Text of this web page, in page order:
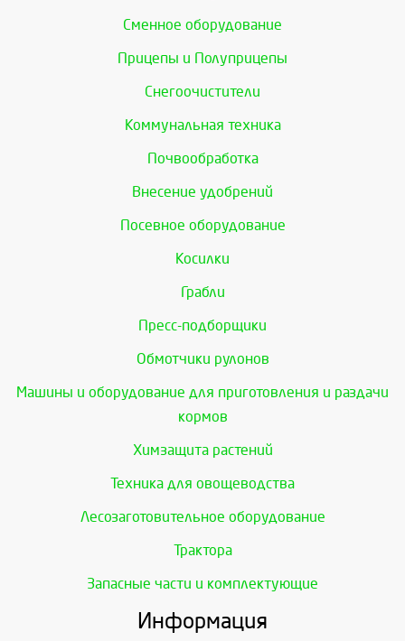
Сменное оборудование
Прицепы и Полуприцепы
Снегоочистители
Коммунальная техника
Почвообработка
Внесение удобрений
Посевное оборудование
Косилки
Грабли
Пресс-подборщики
Обмотчики рулонов
Машины и оборудование для приготовления и раздачи
кормов
Химзащита растений
Техника для овощеводства
Лесозаготовительное оборудование
Трактора
Запасные части и комплектующие
Информация